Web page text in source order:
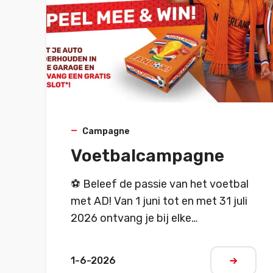
Campagne
Voetbalcampagne
⚽ Beleef de passie van het voetbal
met AD! Van 1 juni tot en met 31 juli
2026 ontvang je bij elke
deelnemende AD-garage een gratis
kraslot. Maak kans op mooie directe
1-6-2026
Meer